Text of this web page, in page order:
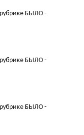
БЫЛО -
БЫЛО -
БЫЛО -